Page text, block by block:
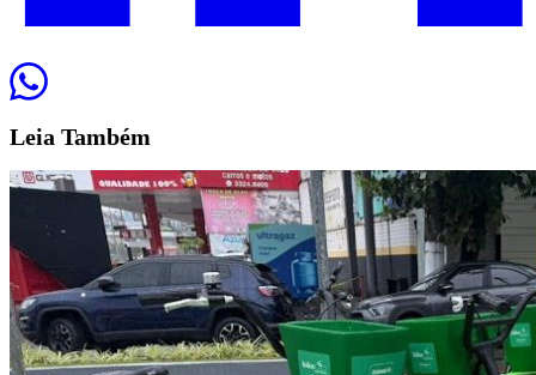
Leia Também